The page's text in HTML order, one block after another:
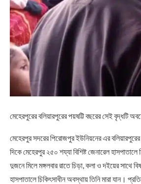
মেহেরপুরের বলিয়ারপুরের পয়ষট্টি বছরের সেই বৃদ্ধটি
মেহেরপুর সদরের পিরোজপুর ইউনিয়নের এর
দিকে মেহেরপুর ২৫০ শয্যা বিশিষ্ট জেনারেল
দুজনে মিলে মঙ্গলবার রাতে চিড়া, কলা ও দইয়ের
হাসপাতালে চিকিৎসাধীন অবস্থায় তিনি মারা যান।